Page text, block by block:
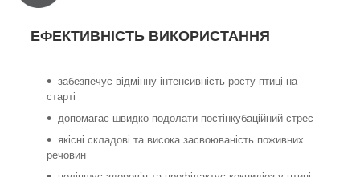
ЕФЕКТИВНІСТЬ ВИКОРИСТАННЯ
забезпечує відмінну інтенсивність росту птиці на
старті
допомагає швидко подолати постінкубаційний стрес
якісні складові та висока засвоюваність поживних
речовин